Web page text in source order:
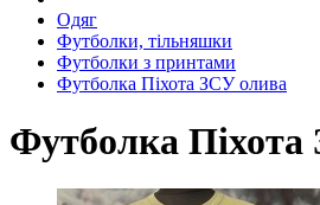
Одяг
Футболки, тільняшки
Футболки з принтами
Футболка Піхота ЗСУ олива
Футболка